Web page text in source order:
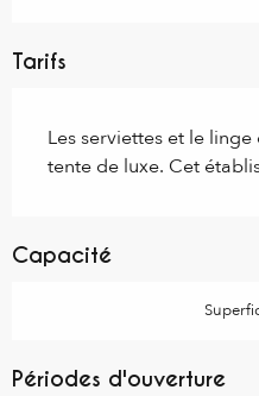
Tarifs
Les serviettes et le
tente de luxe. Cet
Capacité
Périodes d'ouverture